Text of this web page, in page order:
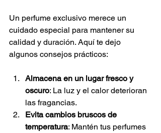
Un perfume exclusivo merece un
cuidado especial para mantener su
calidad y duración. Aquí te dejo
algunos consejos prácticos:
Almacena en un lugar fresco y
oscuro: La luz y el calor deterioran
las fragancias.
Evita cambios bruscos de
temperatura: Mantén tus perfumes